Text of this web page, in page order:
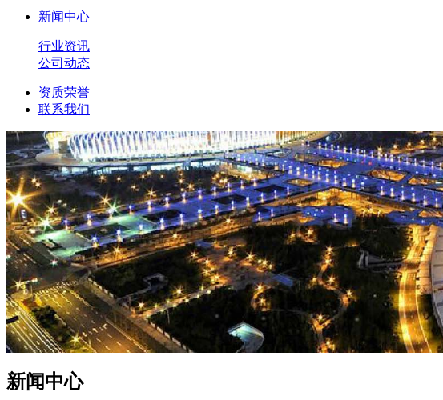
新闻中心
行业资讯
公司动态
资质荣誉
联系我们
新闻中心